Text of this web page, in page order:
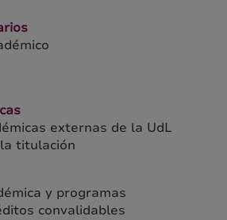
externas de la UdL
titulación
y programas
convalidables